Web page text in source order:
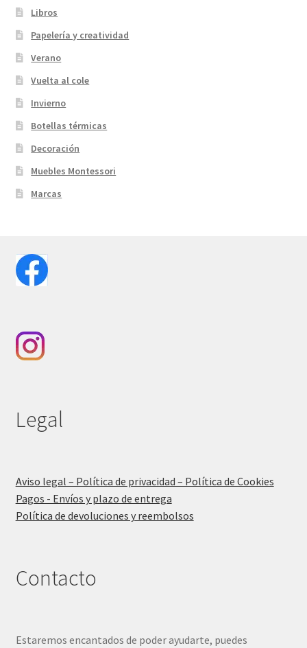
Libros
Papelería y creatividad
Verano
Vuelta al cole
Invierno
Botellas térmicas
Decoración
Muebles Montessori
Marcas
Legal
Aviso legal – Política de privacidad – Política de Cookies
Pagos - Envíos y plazo de entrega
Política de devoluciones y reembolsos
Contacto
Estaremos encantados de poder ayudarte, puedes